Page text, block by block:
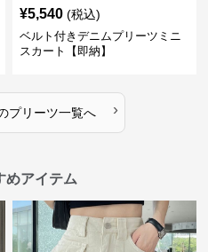
¥5,540 (税込)
ベルト付きデニムプリーツミニ
スカート【即納】
プリーツ一覧へ ›
めアイテム